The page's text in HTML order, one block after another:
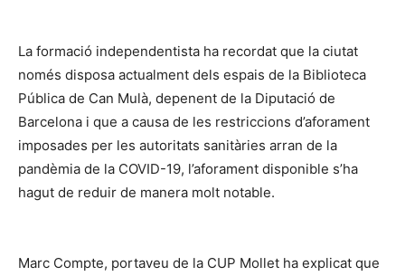
La formació independentista ha recordat que la ciutat
només disposa actualment dels espais de la Biblioteca
Pública de Can Mulà, depenent de la Diputació de
Barcelona i que a causa de les restriccions d’aforament
imposades per les autoritats sanitàries arran de la
pandèmia de la COVID-19, l’aforament disponible s’ha
hagut de reduir de manera molt notable.
Marc Compte, portaveu de la CUP Mollet ha explicat que